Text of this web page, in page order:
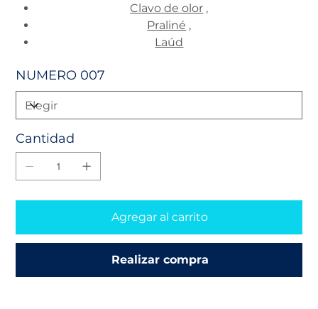
Clavo de olor ,
Praliné ,
Laúd
NUMERO 007
Cantidad
Agregar al carrito
Realizar compra